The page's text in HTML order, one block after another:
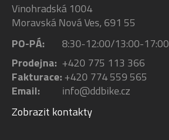
Vinohradská 1004
Moravská Nová Ves, 691 55
PO-PÁ:
8:30-12:00/13:00-17:00
Prodejna: +420 775 113 366
Fakturace:+420 774 559 565
Email:
info@ddbike.cz
Zobrazit kontakty